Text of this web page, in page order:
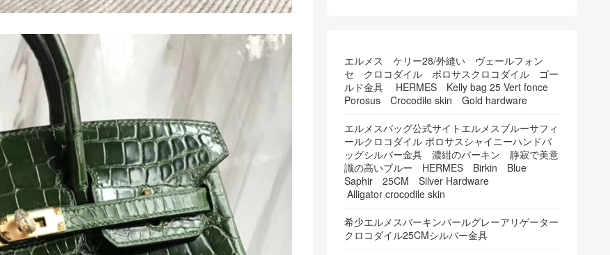
エルメス ケリー28/外縫い ヴェールフォン
セ クロコダイル ポロサスクロコダイル ゴー
ルド金具 HERMES Kelly bag 25 Vert fonce
Porosus Crocodile skin Gold hardware
エルメスバッグ公式サイトエルメスブルーサフィ
ールクロコダイル ポロサスシャイニーハンドバ
ッグシルバー金具 濃紺のバーキン 静寂で美意
識の高いブルー HERMES Birkin Blue
Saphir 25CM Silver Hardware
Alligator crocodile skin
希少エルメスバーキンパールグレーアリゲーター
クロコダイル25CMシルバー金具